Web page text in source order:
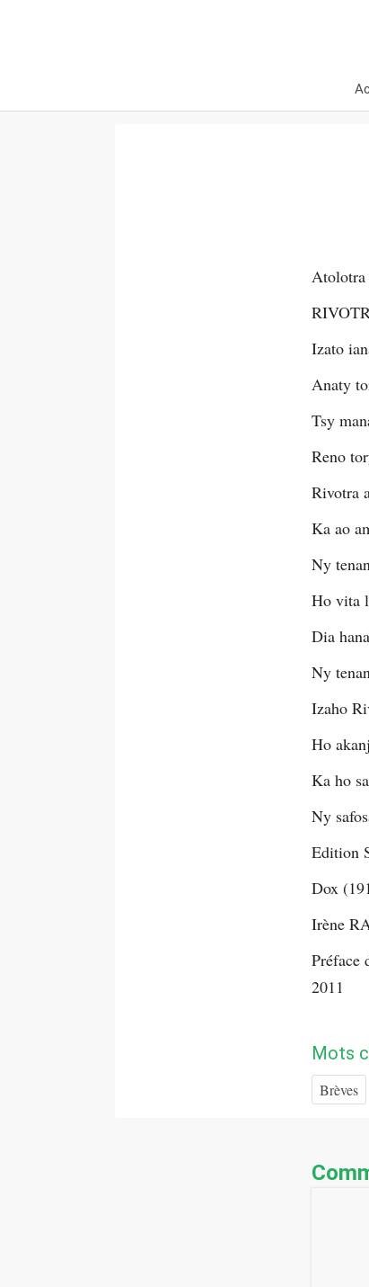
Atolotra
Izato
Anaty
Tsy
Reno
Rivotra
Ka ao
Ny
Ho vita
Dia
Ny
Izaho
Ho
Ka ho
Ny
Edition
Dox
Irène
Préface
2011
Mots
Brèves